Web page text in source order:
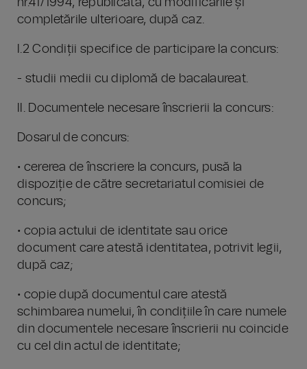
nr.41/1994, republicată, cu modificările și
completările ulterioare, după caz.
I.2 Condiții specifice de participare la concurs:
- studii medii cu diplomă de bacalaureat.
II. Documentele necesare înscrierii la concurs:
Dosarul de concurs:
• cererea de înscriere la concurs, pusă la
dispoziție de către secretariatul comisiei de
concurs;
• copia actului de identitate sau orice
document care atestă identitatea, potrivit legii,
după caz;
• copie după documentul care atestă
schimbarea numelui, în condițiile în care numele
din documentele necesare înscrierii nu coincide
cu cel din actul de identitate;